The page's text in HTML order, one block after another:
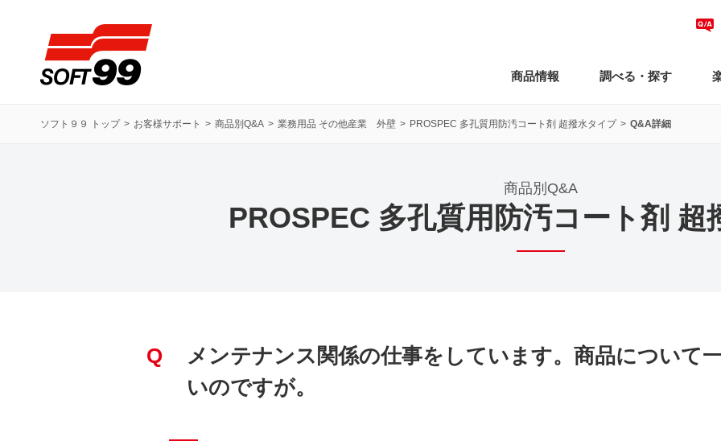
商品情報 調べる・探す
ソフト９９ トップ お客様サポート 商品別Q&A 業務用品 その他産業 外壁 PROSPEC 多孔質用防汚コート剤 超撥水タイプ Q&A詳細
商品別Q&A
PROSPEC 多孔質用防汚コート剤 超
Q
メンテナンス関係の仕事をしています。商品について
いのですが。